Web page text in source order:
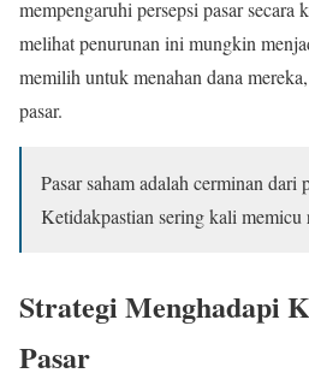
mempengaruhi persepsi pasar secara
melihat penurunan ini mungkin
memilih untuk menahan dana
pasar.
Pasar saham adalah cerminan dari
Ketidakpastian sering kali memicu
Strategi Menghadapi
Pasar